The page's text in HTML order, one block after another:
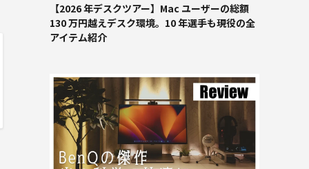
【2026 年デスクツアー】Mac ユーザーの総額
130 万円越えデスク環境。10 年選手も現役の全
アイテム紹介